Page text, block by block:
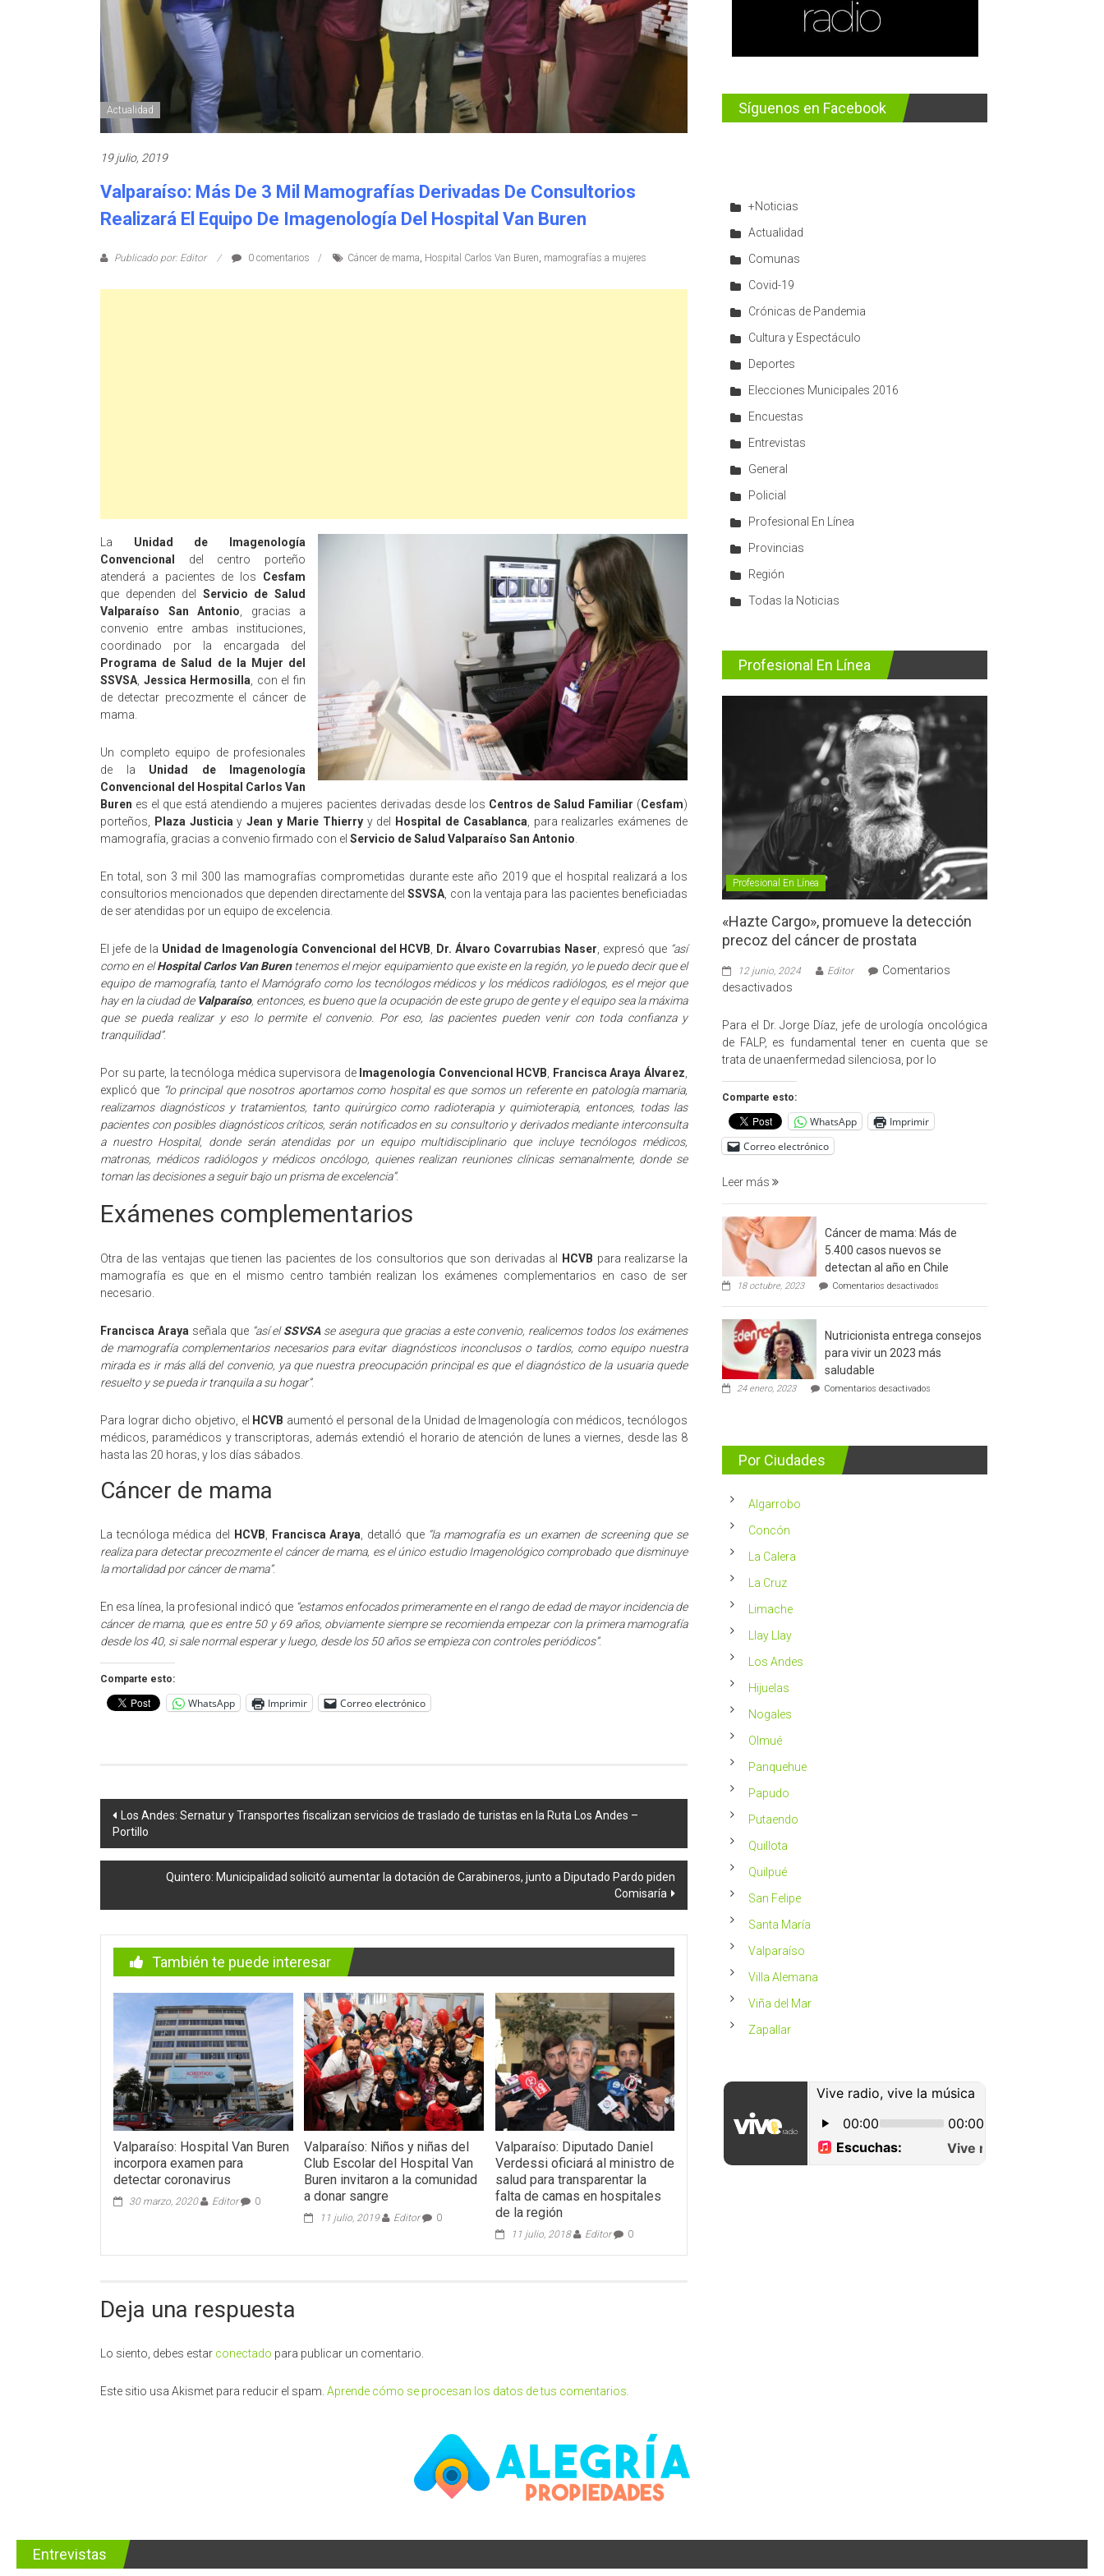
Actualidad
19 julio, 2019
Valparaíso: Más De 3 Mil Mamografías Derivadas De Consultorios
Realizará El Equipo De Imagenología Del Hospital Van Buren
Publicado por: Editor 0 comentarios Cáncer de mama, Hospital Carlos Van Buren, mamografías a mujeres
La Unidad de Imagenología
Convencional
del centro porteño
atenderá a pacientes de los Cesfam
que dependen del Servicio de Salud
Valparaíso San Antonio , gracias a
convenio entre ambas instituciones,
coordinado por la encargada del
Programa de Salud de la Mujer del
SSVSA Jessica Hermosilla , con el fin
de detectar precozmente el cáncer de
mama.
Un completo equipo de profesionales
de la Unidad de Imagenología
Convencional del Hospital Carlos Van
Buren es el que está atendiendo a mujeres pacientes derivadas desde los Centros de Salud Familiar (Cesfam)
porteños,
Plaza Justicia yJean y Marie Thierryy del Hospital de Casablanca , para realizarles exámenes de
mamografía, gracias a convenio firmado con el Servicio de Salud Valparaíso San Antonio
En total, son 3 mil 300 las mamografías comprometidas durante este año 2019 que el hospital realizará a los
consultorios mencionados que dependen directamente delSSVSA , con la ventaja para las pacientes beneficiadas
de ser atendidas por un equipo de excelencia.
El jefe de la Unidad de Imagenología Convencional del HCVB Dr. Álvaro Covarrubias Naser , expresó que “así
como en elHospital Carlos Van Burentenemos el mejor equipamiento que existe en la región, yo le puedo decir que el
equipo de mamografía, tanto el Mamógrafo como los tecnólogos médicos y los médicos radiólogos, es el mejor que
hay en la ciudad de Valparaíso, entonces, es bueno que la ocupación de este grupo de gente y el equipo sea la máxima
que se pueda realizar y eso lo permite el convenio. Por eso, las pacientes pueden venir con toda confianza y
tranquilidad”.
Por su parte, la tecnóloga médica supervisora de Imagenología Convencional HCVB Francisca Araya Álvarez
explicó que “lo principal que nosotros aportamos como hospital es que somos un referente en patología mamaria,
realizamos diagnósticos y tratamientos, tanto quirúrgico como radioterapia y quimioterapia, entonces, todas las
pacientes con posibles diagnósticos críticos, serán notificados en su consultorio y derivados mediante interconsulta
a nuestro Hospital, donde serán atendidas por un equipo multidisciplinario que incluye tecnólogos médicos,
matronas, médicos radiólogos y médicos oncólogo, quienes realizan reuniones clínicas semanalmente, donde se
toman las decisiones a seguir bajo un prisma de excelencia”.
Exámenes complementarios
Otra de las ventajas que tienen las pacientes de los consultorios que son derivadas al HCVB para realizarse la
mamografía es que en el mismo centro también realizan los exámenes complementarios en caso de ser
necesario.
Francisca Araya señala que “así elSSVSAse asegura que gracias a este convenio, realicemos todos los exámenes
de mamografía complementarios necesarios para evitar diagnósticos inconclusos o tardíos, como equipo nuestra
mirada es ir más allá del convenio, ya que nuestra preocupación principal es que el diagnóstico de la usuaria quede
resuelto y se pueda ir tranquila a su hogar”.
Para lograr dicho objetivo, el HCVB aumentó el personal de la Unidad de Imagenología con médicos, tecnólogos
médicos, paramédicos y transcriptoras, además extendió el horario de atención de lunes a viernes, desde las 8
hasta las 20 horas, y los días sábados.
Cáncer de mama
La tecnóloga médica del HCVB Francisca Araya , detalló que “la mamografía es un examen de screening que se
realiza para detectar precozmente el cáncer de mama, es el único estudio Imagenológico comprobado que disminuye
la mortalidad por cáncer de mama”.
En esa línea, la profesional indicó que “estamos enfocados primeramente en el rango de edad de mayor incidencia de
cáncer de mama, que es entre 50 y 69 años, obviamente siempre se recomienda empezar con la primera mamografía
desde los 40, si sale normal esperar y luego, desde los 50 años se empieza con controles periódicos”.
Comparte esto:
WhatsApp Imprimir Correo electrónico
Navegación
de
entradas
Los Andes: Sernatur y Transportes fiscalizan servicios de traslado de turistas en la Ruta Los Andes –
Portillo
Quintero: Municipalidad solicitó aumentar la dotación de Carabineros, junto a Diputado Pardo piden
Comisaría
También te puede interesar
Valparaíso: Hospital Van Buren
incorpora examen para
detectar coronavirus
30 marzo, 2020 Editor 0
Valparaíso: Niños y niñas del
Club Escolar del Hospital Van
Buren invitaron a la comunidad
a donar sangre
11 julio, 2019 Editor 0
Valparaíso: Diputado Daniel
Verdessi oficiará al ministro de
salud para transparentar la
falta de camas en hospitales
de la región
11 julio, 2018 Editor 0
Deja una respuesta
Lo siento, debes estar conectado para publicar un comentario.
Este sitio usa Akismet para reducir el spam. Aprende cómo se procesan los datos de tus comentarios.
Síguenos en Facebook
+Noticias
Actualidad
Comunas
Covid-19
Crónicas de Pandemia
Cultura y Espectáculo
Deportes
Elecciones Municipales 2016
Encuestas
Entrevistas
General
Policial
Profesional En Línea
Provincias
Región
Todas la Noticias
Profesional En Línea
Profesional En Línea
«Hazte Cargo», promueve la detección
precoz del cáncer de prostata
12 junio, 2024 Editor
Comentarios
desactivados
Cargo»,
promueve
la
cáncer
de
prostata
Para el Dr. Jorge Díaz, jefe de urología oncológica
de FALP, es fundamental tener en cuenta que se
trata de unaenfermedad silenciosa, por lo
Comparte esto:
WhatsApp
Imprimir
Correo electrónico
Leer más
Cáncer de mama: Más de
5.400 casos nuevos se
detectan al año en Chile
18 octubre, 2023 Comentarios desactivados
de
Más
Nutricionista entrega consejos
para vivir un 2023 más
saludable
24 enero, 2023 Comentarios desactivados
2023
Por Ciudades
Algarrobo
Concón
La Calera
La Cruz
Limache
Llay Llay
Los Andes
Hijuelas
Nogales
Olmué
Panquehue
Papudo
Putaendo
Quillota
Quilpué
San Felipe
Santa María
Valparaíso
Villa Alemana
Viña del Mar
Zapallar
Entrevistas